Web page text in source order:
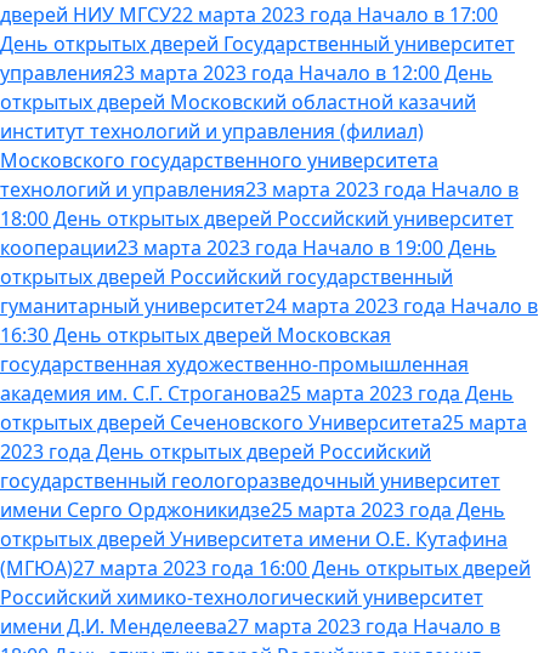
дверей НИУ МГСУ22 марта 2023 года Начало в 17:00
День открытых дверей Государственный университет
управления23 марта 2023 года Начало в 12:00 День
открытых дверей Московский областной казачий
институт технологий и управления (филиал)
Московского государственного университета
технологий и управления23 марта 2023 года Начало в
18:00 День открытых дверей Российский университет
кооперации23 марта 2023 года Начало в 19:00 День
открытых дверей Российский государственный
гуманитарный университет24 марта 2023 года Начало в
16:30 День открытых дверей Московская
государственная художественно-промышленная
академия им. С.Г. Строганова25 марта 2023 года День
открытых дверей Сеченовского Университета25 марта
2023 года День открытых дверей Российский
государственный геологоразведочный университет
имени Серго Орджоникидзе25 марта 2023 года День
открытых дверей Университета имени О.Е. Кутафина
(МГЮА)27 марта 2023 года 16:00 День открытых дверей
Российский химико-технологический университет
имени Д.И. Менделеева27 марта 2023 года Начало в